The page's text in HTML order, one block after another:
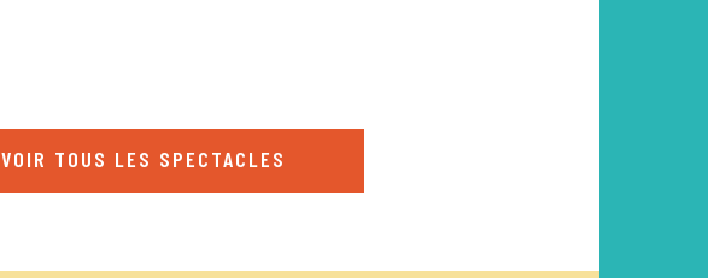
VOIR TOUS LES SPECTACLES